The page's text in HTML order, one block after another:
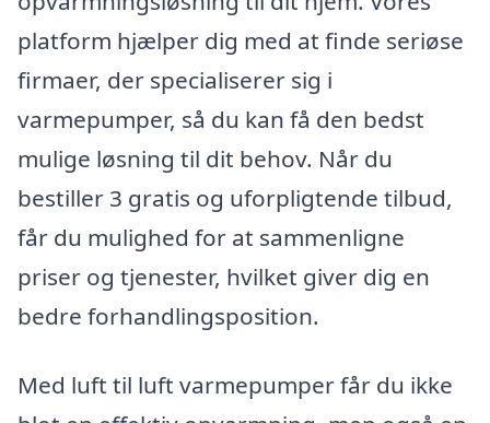
platform hjælper dig med at finde seriøse
firmaer, der specialiserer sig i
varmepumper, så du kan få den bedst
mulige løsning til dit behov. Når du
bestiller 3 gratis og uforpligtende tilbud,
får du mulighed for at sammenligne
priser og tjenester, hvilket giver dig en
bedre forhandlingsposition.
Med luft til luft varmepumper får du ikke